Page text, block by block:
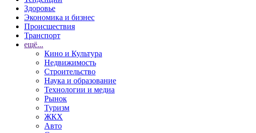
Здоровье
Экономика и бизнес
Происшествия
Транспорт
ещё...
Кино и Культура
Недвижимость
Строительство
Наука и образование
Технологии и медиа
Рынок
Туризм
ЖКХ
Авто